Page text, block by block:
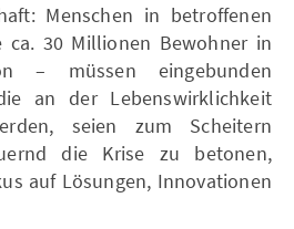
Menschen in betroffenen
ca. 30 Millionen Bewohner in
– müssen eingebunden
an der Lebenswirklichkeit
seien zum Scheitern
die Krise zu betonen,
auf Lösungen, Innovationen